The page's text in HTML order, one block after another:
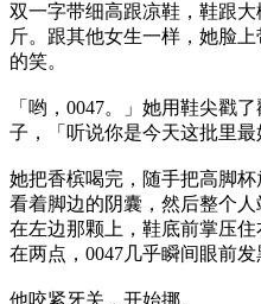
双一字带细高跟凉鞋，鞋跟
斤。跟其他女生一样，她脸
的笑。
「哟，0047。」她用鞋尖戳
子，「听说你是今天这批里最
她把香槟喝完，随手把高脚
看着脚边的阴囊，然后整个
在左边那颗上，鞋底前掌压
在两点，0047几乎瞬间眼前发